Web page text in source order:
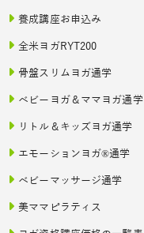
養成講座お申込み
全米ヨガRYT200
骨盤スリムヨガ通学
ベビーヨガ＆ママヨガ通学
リトル＆キッズヨガ通学
エモーションヨガ®通学
ベビーマッサージ通学
美ママピラティス